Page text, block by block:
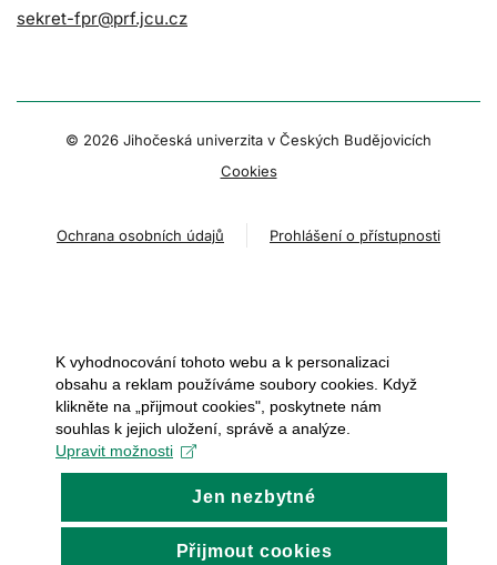
sekret-fpr@prf.jcu.cz
© 2026 Jihočeská univerzita v Českých Budějovicích
Cookies
Ochrana osobních údajů Prohlášení o přístupnosti
K vyhodnocování tohoto webu a k personalizaci
obsahu a reklam používáme soubory cookies. Když
klikněte na „přijmout cookies", poskytnete nám
souhlas k jejich uložení, správě a analýze.
Upravit možnosti
Jen nezbytné
Přijmout cookies